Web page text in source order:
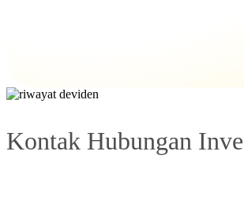
Kontak Hubungan